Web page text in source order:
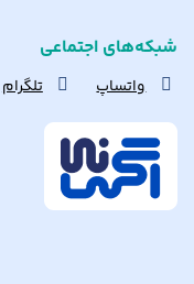
شبکه‌های اجتماعی
واتساپ تلگرام